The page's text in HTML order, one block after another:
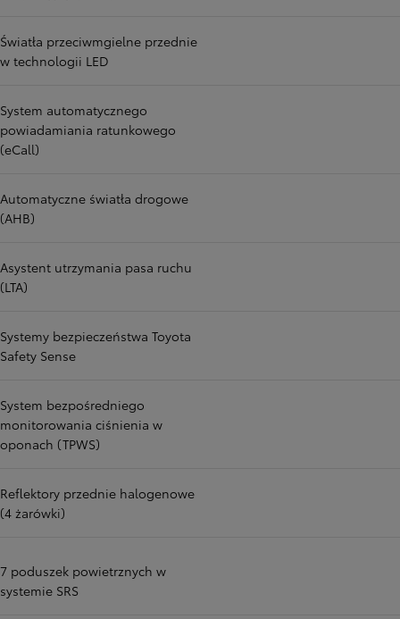
Światła przeciwmgielne przednie
w technologii LED
System automatycznego
powiadamiania ratunkowego
(eCall)
Automatyczne światła drogowe
(AHB)
Asystent utrzymania pasa ruchu
(LTA)
Systemy bezpieczeństwa Toyota
Safety Sense
System bezpośredniego
monitorowania ciśnienia w
oponach (TPWS)
Reflektory przednie halogenowe
(4 żarówki)
7 poduszek powietrznych w
systemie SRS